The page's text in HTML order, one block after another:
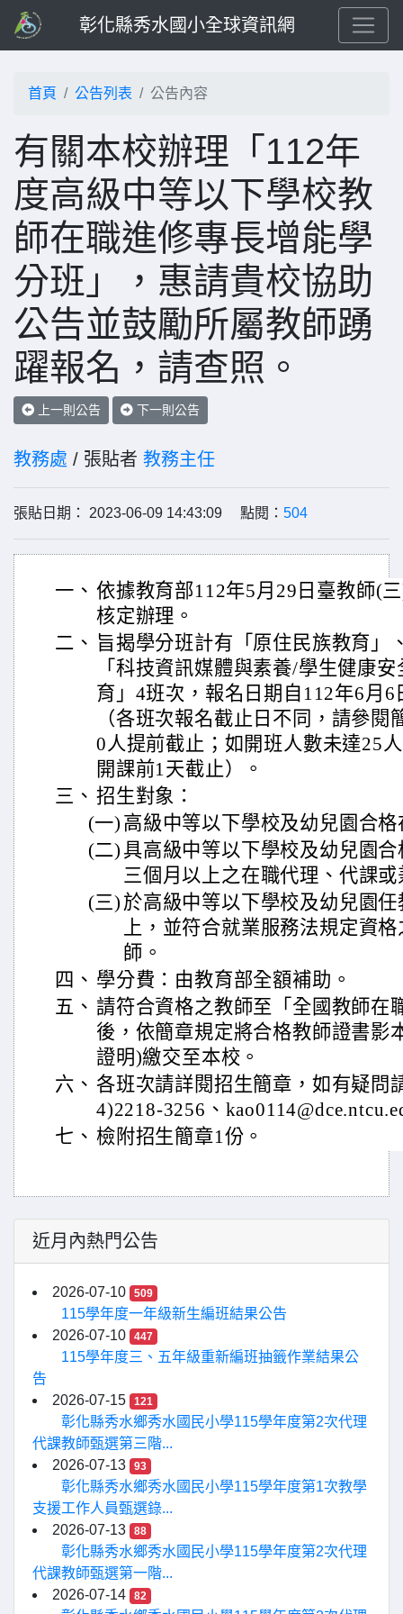
彰化縣秀水國小全球資訊網
首頁 公告列表 公告內容
有關本校辦理「112年
度高級中等以下學校教
師在職進修專長增能學
分班」，惠請貴校協助
公告並鼓勵所屬教師踴
躍報名，請查照。
上一則公告 下一則公告
教務處 / 張貼者 教務主任
張貼日期： 2023-06-09 14:43:09 點閱： 504
一、 依據教育部112年5月29日臺教師(
核定辦理。
二、 旨揭學分班計有「原住民族教育」
「科技資訊媒體與素養/學生健康
育」4班次，報名日期自112年6月
（各班次報名截止日不同，請參
0人提前截止；如開班人數未達25
開課前1天截止）。
三、 招生對象：
(一) 高級中等以下學校及幼兒園合
(二) 具高級中等以下學校及幼兒園
三個月以上之在職代理、代課
(三) 於高級中等以下學校及幼兒園
上，並符合就業服務法規定資
師。
四、 學分費：由教育部全額補助。
五、 請符合資格之教師至「全國教師在
後，依簡章規定將合格教師證書影
證明)繳交至本校。
六、 各班次請詳閱招生簡章，如有疑問
4)2218-3256、
七、 檢附招生簡章1份。
近月內熱門公告
2026-07-10 509
115學年度一年級新生編班結果公告
2026-07-10
447
115學年度三、五年級重新編班抽籤作業結果公
告
2026-07-15
121
彰化縣秀水鄉秀水國民小學115學年度第2次代理
代課教師甄選第三階...
2026-07-13
93
彰化縣秀水鄉秀水國民小學115學年度第1次教學
支援工作人員甄選錄...
2026-07-13
88
彰化縣秀水鄉秀水國民小學115學年度第2次代理
代課教師甄選第一階...
2026-07-14
82